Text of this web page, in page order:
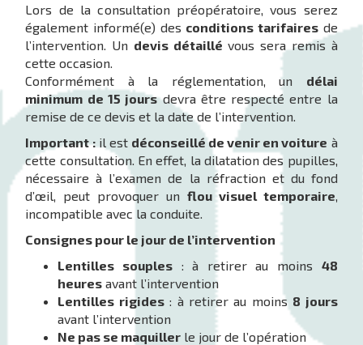
Lors de la consultation préopératoire, vous serez
également informé(e) des conditions tarifairesde
l’intervention. Un devis détaillé vous sera remis à
cette occasion.
Conformément à la réglementation, un délai
minimum de 15 joursdevra être respecté entre la
remise de ce devis et la date de l’intervention.
Important :il est déconseillé de venir en voiture à
cette consultation. En effet, la dilatation des pupilles,
nécessaire à l’examen de la réfraction et du fond
d’œil, peut provoquer un flou visuel temporaire
incompatible avec la conduite.
Consignes pour le jour de l’intervention
Lentilles souples : à retirer au moins 48
heures avant l’intervention
Lentilles rigides: à retirer au moins 8 jours
avant l’intervention
Ne pas se maquiller le jour de l’opération